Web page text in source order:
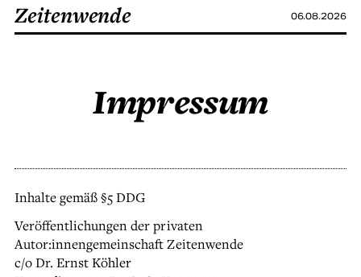
Zeitenwende 06.08.2026
Impressum
Inhalte gemäß §5 DDG
Veröffentlichungen der privaten
Autor:innengemeinschaft Zeitenwende
c/o Dr. Ernst Köhler